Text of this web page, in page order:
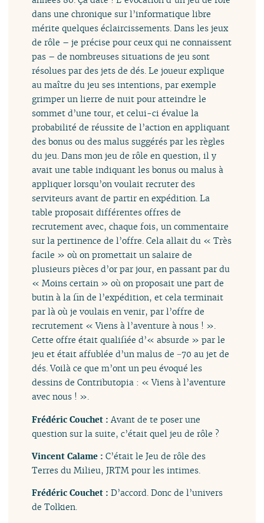
dans une chronique sur l’informatique libre
mérite quelques éclaircissements. Dans les jeux
de rôle – je précise pour ceux qui ne connaissent
pas – de nombreuses situations de jeu sont
résolues par des jets de dés. Le joueur explique
au maître du jeu ses intentions, par exemple
grimper un lierre de nuit pour atteindre le
sommet d’une tour, et celui-ci évalue la
probabilité de réussite de l’action en appliquant
des bonus ou des malus suggérés par les règles
du jeu. Dans mon jeu de rôle en question, il y
avait une table indiquant les bonus ou malus à
appliquer lorsqu’on voulait recruter des
serviteurs avant de partir en expédition. La
table proposait différentes offres de
recrutement avec, chaque fois, un commentaire
sur la pertinence de l’offre. Cela allait du « Très
facile » où on promettait un salaire de
plusieurs pièces d’or par jour, en passant par du
« Moins certain » où on proposait une part de
butin à la fin de l’expédition, et cela terminait
par là où je voulais en venir, par l’offre de
recrutement « Viens à l’aventure à nous ! ».
Cette offre était qualifiée d’« absurde » par le
jeu et était affublée d’un malus de −70 au jet de
dés. Voilà ce que m’ont un peu évoqué les
dessins de Contributopia : « Viens à l’aventure
avec nous ! ».
Frédéric Couchet :Avant de te poser une
question sur la suite, c’était quel jeu de rôle ?
Vincent Calame :C’était le Jeu de rôle des
Terres du Milieu, JRTM pour les intimes.
Frédéric Couchet :D’accord. Donc de l’univers
de Tolkien.